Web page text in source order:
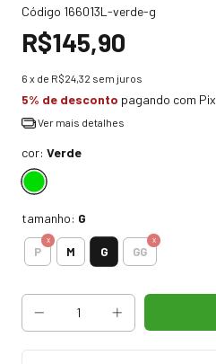
Código 166013L-verde-g
R$145,90
6 x de R$24,32 sem juros
5% de desconto pagando com Pix
Ver mais detalhes
cor: Verde
tamanho: G
P M G GG